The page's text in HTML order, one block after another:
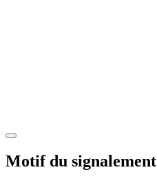
Motif du signalement